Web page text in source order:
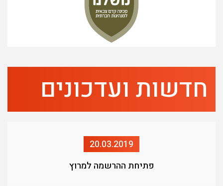
חדשות ועדכונים
20.03.2019
פתיחת ההרשמה למרוץ